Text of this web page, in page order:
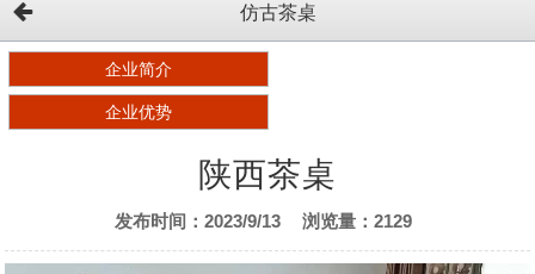
仿古茶桌
企业简介
企业优势
陕西茶桌
发布时间：2023/9/13 浏览量：2129